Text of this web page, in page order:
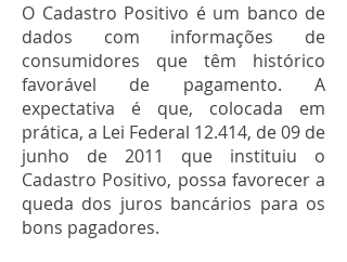
O Cadastro Positivo é um banco de
dados com informações de
consumidores que têm histórico
favorável de pagamento. A
expectativa é que, colocada em
prática, a Lei Federal 12.414, de 09 de
junho de 2011 que instituiu o
Cadastro Positivo, possa favorecer a
queda dos juros bancários para os
bons pagadores.